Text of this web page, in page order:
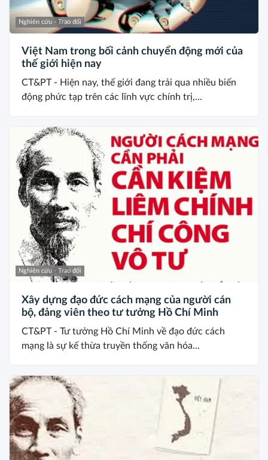
Nghiên cứu - Trao đổi
Việt Nam trong bối cảnh chuyển động mới của
thế giới hiện nay
CT&PT - Hiện nay, thế giới đang trải qua nhiều biến
động phức tạp trên các lĩnh vực chính trị,...
Nghiên cứu - Trao đổi
Xây dựng đạo đức cách mạng của người cán
bộ, đảng viên theo tư tưởng Hồ Chí Minh
CT&PT - Tư tưởng Hồ Chí Minh về đạo đức cách
mạng là sự kế thừa truyền thống văn hóa...